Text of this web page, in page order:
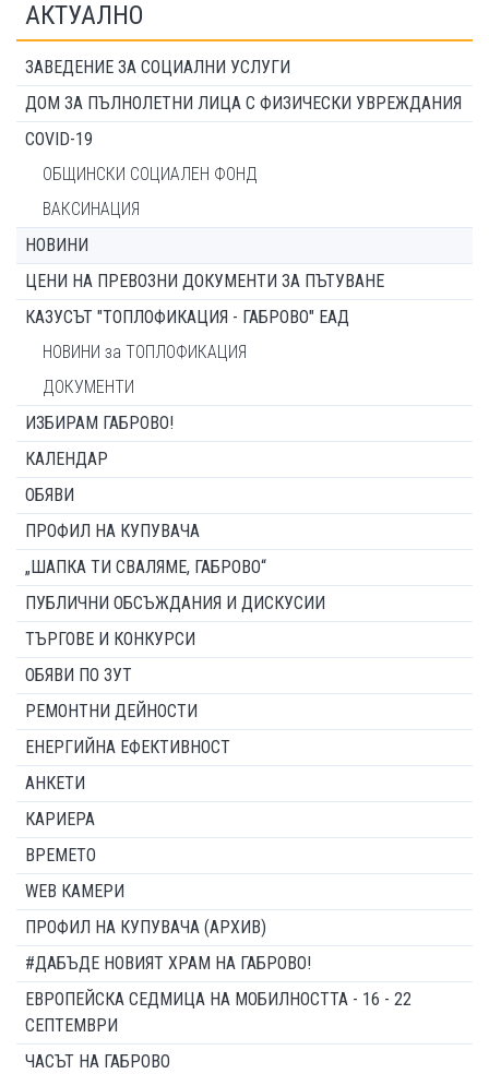
АКТУАЛНО
ЗАВЕДЕНИЕ ЗА СОЦИАЛНИ УСЛУГИ
ДОМ ЗА ПЪЛНОЛЕТНИ ЛИЦА С ФИЗИЧЕСКИ УВРЕЖДАНИЯ
COVID-19
ОБЩИНСКИ СОЦИАЛЕН ФОНД
ВАКСИНАЦИЯ
НОВИНИ
ЦЕНИ НА ПРЕВОЗНИ ДОКУМЕНТИ ЗА ПЪТУВАНЕ
КАЗУСЪТ "ТОПЛОФИКАЦИЯ - ГАБРОВО" ЕАД
НОВИНИ за ТОПЛОФИКАЦИЯ
ДОКУМЕНТИ
ИЗБИРАМ ГАБРОВО!
КАЛЕНДАР
ОБЯВИ
ПРОФИЛ НА КУПУВАЧА
„ШАПКА ТИ СВАЛЯМЕ, ГАБРОВО“
ПУБЛИЧНИ ОБСЪЖДАНИЯ И ДИСКУСИИ
ТЪРГОВЕ И КОНКУРСИ
ОБЯВИ ПО ЗУТ
РЕМОНТНИ ДЕЙНОСТИ
ЕНЕРГИЙНА ЕФЕКТИВНОСТ
АНКЕТИ
КАРИЕРА
ВРЕМЕТО
WEB КАМЕРИ
ПРОФИЛ НА КУПУВАЧА (АРХИВ)
#ДАБЪДЕ НОВИЯТ ХРАМ НА ГАБРОВО!
ЕВРОПЕЙСКА СЕДМИЦА НА МОБИЛНОСТТА - 16 - 22
СЕПТЕМВРИ
ЧАСЪТ НА ГАБРОВО